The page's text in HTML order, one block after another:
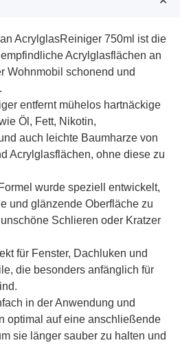
AcrylglasReiniger 750ml ist die
Acrylglasflächen an
Wohnmobil schonend und
entfernt mühelos hartnäckige
Öl, Fett, Nikotin,
auch leichte Baumharze von
Acrylglasflächen, ohne diese zu
wurde speziell entwickelt,
und glänzende Oberfläche zu
Schlieren oder Kratzer
für Fenster, Dachluken und
die besonders anfänglich für
in der Anwendung und
optimal auf eine anschließende
sie länger sauber zu halten und